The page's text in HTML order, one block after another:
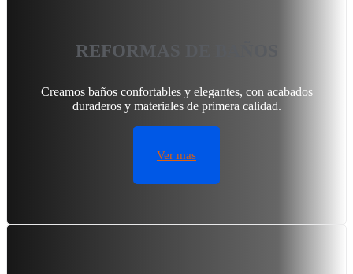
REFORMAS DE BAÑOS
Creamos baños confortables y elegantes, con acabados
duraderos y materiales de primera calidad.
Ver mas